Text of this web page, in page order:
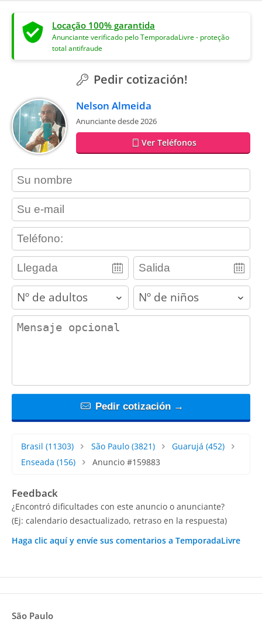
Locação 100% garantida
Anunciante verificado pelo TemporadaLivre - proteção
total antifraude
Pedir cotización!
Nelson Almeida
Anunciante desde 2026
Ver Teléfonos
contact_name
contact_email
contact_phone
adults children
contact_message
Pedir cotización →
Brasil (11303) São Paulo(3821) Guarujá (452)
Enseada (156) Anuncio #159883
Feedback
¿Encontró dificultades con este anuncio o anunciante?
(Ej: calendario desactualizado, retraso en la respuesta)
Haga clic aquí y envíe sus comentarios a TemporadaLivre
São Paulo